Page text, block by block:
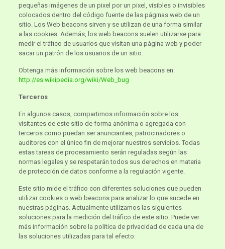
pequeñas imágenes de un pixel por un pixel, visibles o invisibles
colocados dentro del código fuente de las páginas web de un
sitio. Los Web beacons sirven y se utilizan de una forma similar
a las cookies. Además, los web beacons suelen utilizarse para
medir el tráfico de usuarios que visitan una página web y poder
sacar un patrón de los usuarios de un sitio.
Obtenga más información sobre los web beacons en:
http://es.wikipedia.org/wiki/Web_bug
Terceros
En algunos casos, compartimos información sobre los
visitantes de este sitio de forma anónima o agregada con
terceros como puedan ser anunciantes, patrocinadores o
auditores con el único fin de mejorar nuestros servicios. Todas
estas tareas de procesamiento serán reguladas según las
normas legales y se respetarán todos sus derechos en materia
de protección de datos conforme a la regulación vigente.
Este sitio mide el tráfico con diferentes soluciones que pueden
utilizar cookies o web beacons para analizar lo que sucede en
nuestras páginas. Actualmente utilizamos las siguientes
soluciones para la medición del tráfico de este sitio. Puede ver
más información sobre la política de privacidad de cada una de
las soluciones utilizadas para tal efecto: